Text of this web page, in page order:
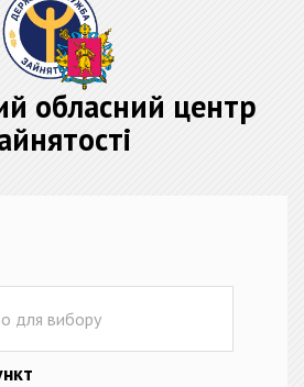
обласний центр